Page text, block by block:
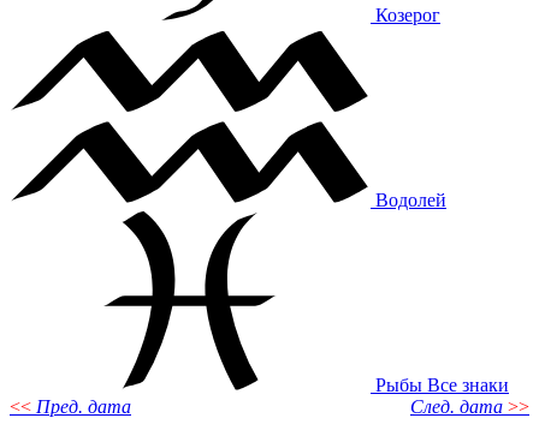
Козерог
Водолей
Рыбы Все знаки
<< Пред. дата След. дата >>